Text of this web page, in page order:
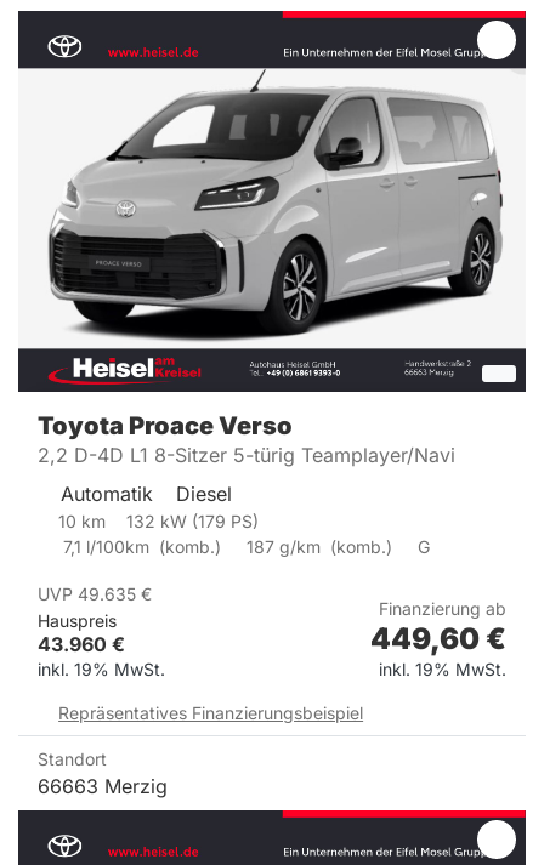
Toyota Proace Verso
2,2 D-4D L1 8-Sitzer 5-türig Teamplayer/Navi
Automatik
Diesel
10 km 132 kW (179 PS)
7,1 l/100km (komb.) 187 g/km (komb.) G
UVP 49.635 €
Hauspreis
43.960 €
inkl. 19% MwSt.
Finanzierung ab
449,60 €
inkl. 19% MwSt.
Repräsentatives Finanzierungsbeispiel
Standort
66663 Merzig